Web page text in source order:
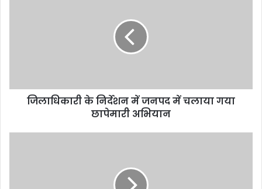
d
जिलाधिकारी के निर्देशन में जनपद में चलाया गया
छापेमारी अभियान